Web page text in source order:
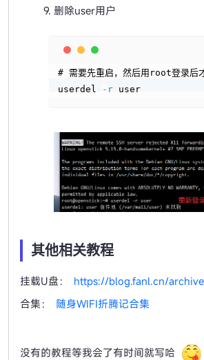
删除user用户
# 需要先重启，然后用root登录后
userdel
- r user
其他相关教程
挂载U盘：
https://blog.fanl.cn/
合集：
随身WIFI折腾记合集
没有的教程等我会了有时间就写哈